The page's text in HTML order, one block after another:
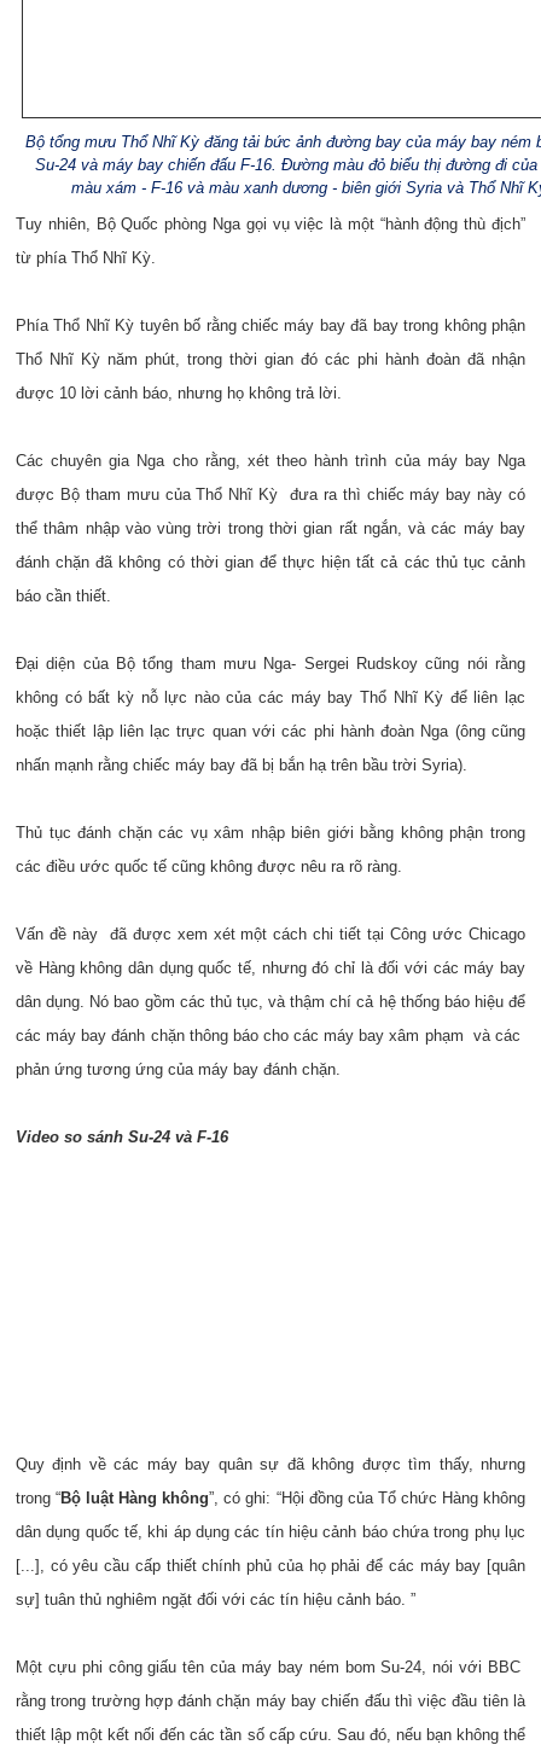
Bộ tổng mưu Thổ Nhĩ Kỳ đăng tải bức ảnh đường bay của máy bay ném
Su-24 và máy bay chiến đấu F-16. Đường màu đỏ biểu thị đường đi của
màu xám - F-16 và màu xanh dương - biên giới Syria và Thổ Nhĩ
Tuy nhiên, Bộ Quốc phòng Nga gọi vụ việc là một “hành động thù địch”
từ phía Thổ Nhĩ Kỳ.
Phía Thổ Nhĩ Kỳ tuyên bố rằng chiếc máy bay đã bay trong không phận
Thổ Nhĩ Kỳ năm phút, trong thời gian đó các phi hành đoàn đã nhận
được 10 lời cảnh báo, nhưng họ không trả lời.
Các chuyên gia Nga cho rằng, xét theo hành trình của máy bay Nga
được Bộ tham mưu của Thổ Nhĩ Kỳ đưa ra thì chiếc máy bay này có
thể thâm nhập vào vùng trời trong thời gian rất ngắn, và các máy bay
đánh chặn đã không có thời gian để thực hiện tất cả các thủ tục cảnh
báo cần thiết.
Đại diện của Bộ tổng tham mưu Nga- Sergei Rudskoy cũng nói rằng
không có bất kỳ nỗ lực nào của các máy bay Thổ Nhĩ Kỳ để liên lạc
hoặc thiết lập liên lạc trực quan với các phi hành đoàn Nga (ông cũng
nhấn mạnh rằng chiếc máy bay đã bị bắn hạ trên bầu trời Syria).
Thủ tục đánh chặn các vụ xâm nhập biên giới bằng không phận trong
các điều ước quốc tế cũng không được nêu ra rõ ràng.
Vấn đề này đã được xem xét một cách chi tiết tại Công ước Chicago
về Hàng không dân dụng quốc tế, nhưng đó chỉ là đối với các máy bay
dân dụng. Nó bao gồm các thủ tục, và thậm chí cả hệ thống báo hiệu để
các máy bay đánh chặn thông báo cho các máy bay xâm phạm và các
phản ứng tương ứng của máy bay đánh chặn.
Video so sánh Su-24 và F-16
Quy định về các máy bay quân sự đã không được tìm thấy, nhưng
trong “Bộ luật Hàng không”, có ghi: “Hội đồng của Tổ chức Hàng không
dân dụng quốc tế, khi áp dụng các tín hiệu cảnh báo chứa trong phụ lục
[...], có yêu cầu cấp thiết chính phủ của họ phải để các máy bay [quân
sự] tuân thủ nghiêm ngặt đối với các tín hiệu cảnh báo. ”
Một cựu phi công giấu tên của máy bay ném bom Su-24, nói với BBC
rằng trong trường hợp đánh chặn máy bay chiến đấu thì việc đầu tiên là
thiết lập một kết nối đến các tần số cấp cứu. Sau đó, nếu bạn không thể